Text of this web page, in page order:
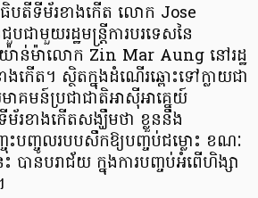
បតីទីម័រខាងកើត លោក Jose
ជាមួយរដ្ឋមន្ត្រីការបរទេសនៃ
ាន់ម៉ាលោក Zin Mar Aung នៅរដ្ឋ
កើត។ ស្ថិតក្នុងដំណើរឆ្ពោះទៅក្លាយជា
មន៍ប្រជាជាតិអាស៊ីអាគ្នេយ៍
ម័រខាងកើតសង្ឃឹមថា ខ្លួននឹង
ះបញ្ចូលរបបសឹកឱ្យបញ្ចប់ជម្លោះ ខណៈ
ះ បានបរាជ័យ ក្នុងការបញ្ចប់អំពើហិង្សា